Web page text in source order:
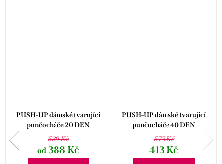
PUSH-UP dámské tvarující
punčocháče 20 DEN
GABRIELLA
539 Kč
od 388 Kč
PUSH-UP dámské tvarující
punčocháče 40 DEN
GABRIELLA
573 Kč
413 Kč